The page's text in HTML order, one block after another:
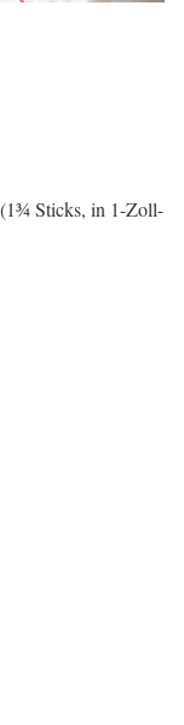
(1¾ Sticks, in 1-Zoll-